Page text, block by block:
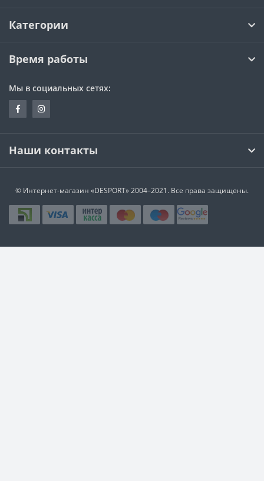
Категории
Время работы
Мы в социальных сетях:
Наши контакты
© Интернет-магазин «DESPORT»2004–2021. Все права защищены.